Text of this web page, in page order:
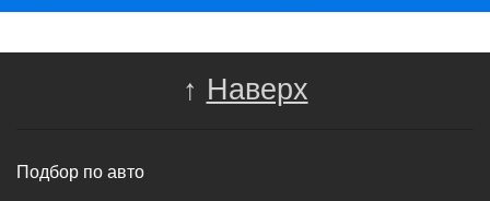
↑ Наверх
Подбор по авто